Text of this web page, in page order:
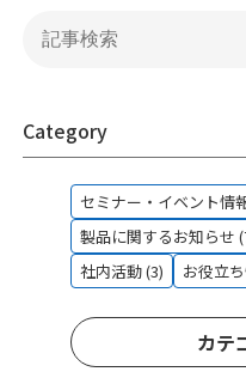
Category
セミナー・イベント情
製品に関するお知らせ
社内活動 (3)
お役立
カテ